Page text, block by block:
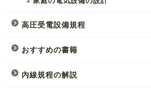
高圧受電設備規程
おすすめの書籍
内線規程の解説